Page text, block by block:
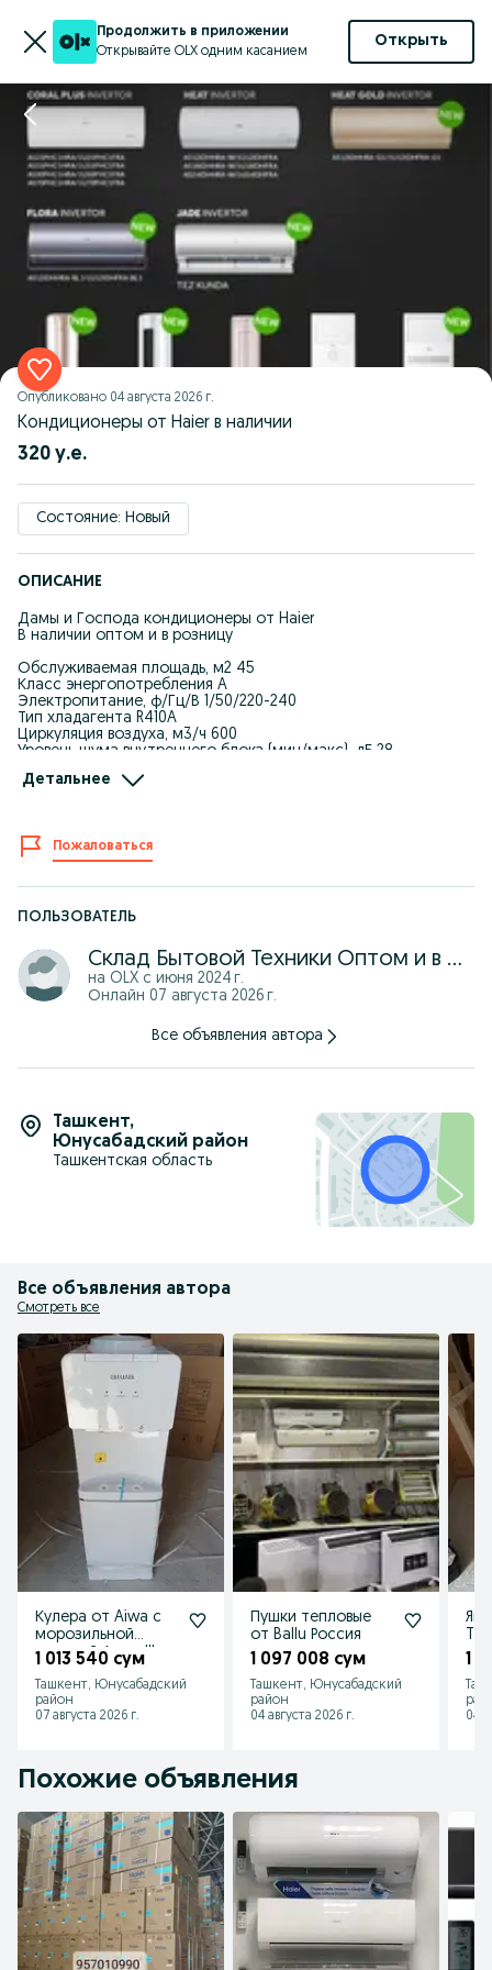
Продолжить в приложении
Открывайте OLX одним касанием
Открыть
Опубликовано 04 августа 2026 г.
Кондиционеры от Haier в наличии
320 у.е.
Состояние: Новый
ОПИСАНИЕ
Дамы и Господа кондиционеры от Haier
В наличии оптом и в розницу
Обслуживаемая площадь, м2 45
Класс энергопотребления A
Электропитание, ф/Гц/В 1/50/220-240
Тип хладагента R410A
Циркуляция воздуха, м3/ч 600
Уровень шума внутреннего блока (мин/макс), дБ 28
Вес внутреннего блока, кг 12
Габариты наружного блока (ШxВxГ), см 78х64х25
Пульт дистанционного управления Есть
Максимальная длина магистрали, м 15
Гарантированный диапазон наружных температур
Гарантированный диапазон наружных температур (обогрев),
Тип кондиционера Настенный
Инвертор Есть
Охлаждающая способность (BTU) 18000
Основные режимы Охлаждение / обогрев
Приобретая у Нас вы получите Качественное обслуживание
и Грамотную консультацию !
Детальнее
Пожаловаться
ПОЛЬЗОВАТЕЛЬ
Склад Бытовой Техники Оптом и в розницу
на OLX с июня 2024 г.
Онлайн 07 августа 2026 г.
Все объявления автора
Ташкент,
Юнусабадский район
Ташкентская область
Все объявления автора
Смотреть все
Кулера от Aiwa с
морозильной
камерой Акция!!!
1 013 540 сум
Ташкент, Юнусабадский
район
07 августа 2026 г.
Пушки тепловые
от Ballu Россия
1 097 008 сум
Ташкент, Юнусабадский
район
04 августа 2026 г.
1
04
Похожие объявления